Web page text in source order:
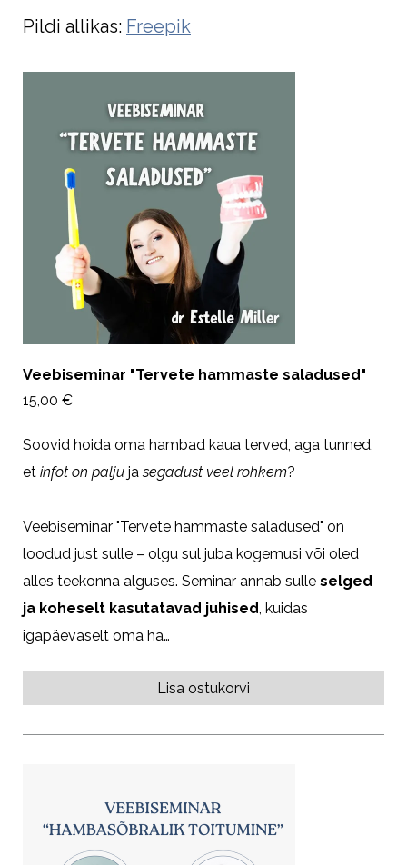
Pildi allikas: Freepik
Veebiseminar "Tervete hammaste saladused"
15,00 €
Soovid hoida oma hambad kaua terved, aga tunned,
et infot on palju jasegadust veel rohkem?
Veebiseminar "Tervete hammaste saladused" on
loodud just sulle – olgu sul juba kogemusi või oled
alles teekonna alguses. Seminar annab sulle selged
ja koheselt kasutatavad juhised, kuidas
igapäevaselt oma ha…
Lisa ostukorvi